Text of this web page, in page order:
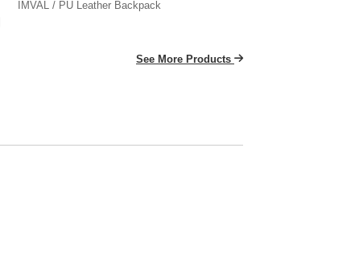
IMVAL / PU Leather Backpack
See More Products